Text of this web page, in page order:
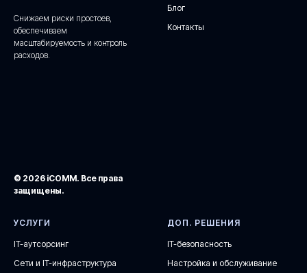
Снижаем риски простоев,
обеспечиваем
масштабируемость и контроль
расходов.
© 2026 iCOMM. Все права
защищены.
Блог
Контакты
УСЛУГИ
IT-аутсорсинг
Сети и IT-инфраструктура
ДОП. РЕШЕНИЯ
IT-безопасность
Настройка и обслуживание